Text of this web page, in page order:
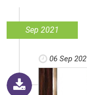
Sep 2021
06 Sep